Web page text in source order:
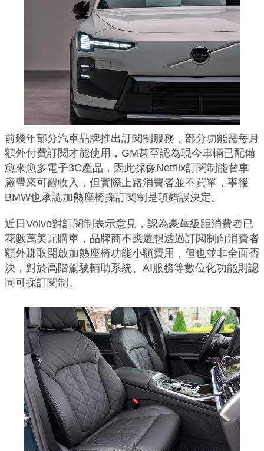
前幾年部分汽車品牌推出訂閱制服務，部分功能需每月
額外付費訂閱才能使用，GM甚至認為現今車輛已配備
愈來愈多電子3C產品，因此採像Netflix訂閱制能替車
廠帶來可觀收入，但實際上路消費者並不買單，事後
BMW也承認加熱座椅採訂閱制是項錯誤決定。
近日Volvo對訂閱制表示意見，認為豪華級距消費者已
花數萬美元購車，品牌商不應還想透過訂閱制向消費者
額外賺取開啟加熱座椅功能小額費用，但也並非全面否
決，對於高階駕駛輔助系統、AI服務等數位化功能則認
同可採訂閱制。